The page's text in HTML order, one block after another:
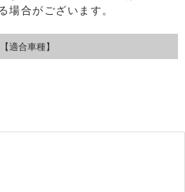
場合がございます。
【適合車種】